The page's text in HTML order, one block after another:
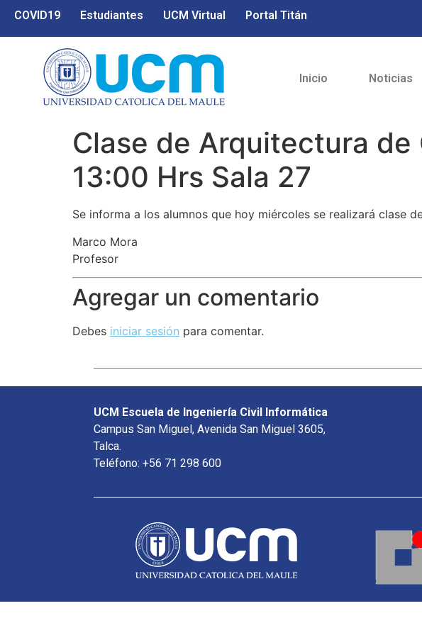
COVID19 Estudiantes UCM Virtual Portal Titán
Inicio Noticias
Clase de Arquitectura
13:00 Hrs Sala 27
Se informa a los alumnos que hoy miércoles se realizará clase
Marco Mora
Profesor
Agregar un comentario
Debes iniciar sesión para comentar.
UCM Escuela de Ingeniería Civil Informática
Campus San Miguel, Avenida San Miguel 3605,
Talca.
Teléfono: +56 71 298 600